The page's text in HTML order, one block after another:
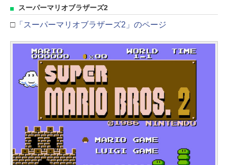
スーパーマリオブラザーズ2
□ 「スーパーマリオブラザーズ2」のページ